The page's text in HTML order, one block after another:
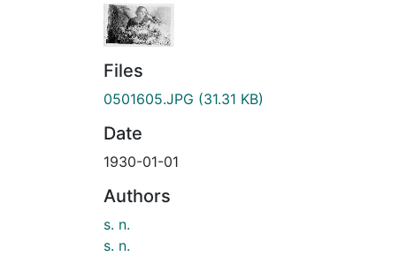
Files
0501605.JPG (31.31 KB)
Date
1930-01-01
Authors
s. n.
s. n.